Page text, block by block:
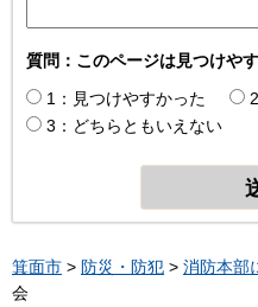
質問：このページは見つけや
1：見つけやすかった
3：どちらともいえない
箕面市 > 防災・防犯 > 消防本部
会